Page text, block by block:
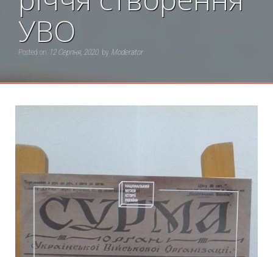
УВО
Posted on 12 Серпня, 2020 by Moderator